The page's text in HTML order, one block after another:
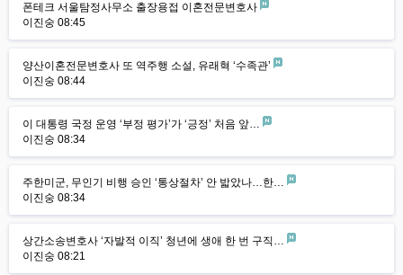
폰테크 서울탐정사무소 출장용접 이혼전문변호사
이진숭 08:45
양산이혼전문변호사 또 역주행 소설, 유래혁 ‘수족관’
이진숭 08:44
이 대통령 국정 운영 ‘부정 평가’가 ‘긍정’ 처음 앞…
이진숭 08:34
주한미군, 무인기 비행 승인 ‘통상절차’ 안 밟았나…한…
이진숭 08:34
상간소송변호사 ‘자발적 이직’ 청년에 생애 한 번 구직…
이진숭 08:21